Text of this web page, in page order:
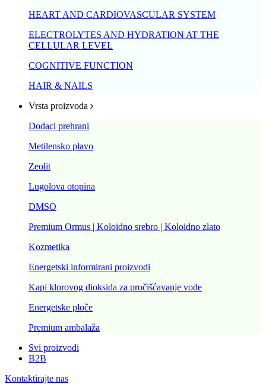
HEART AND CARDIOVASCULAR SYSTEM
ELECTROLYTES AND HYDRATION AT THE
CELLULAR LEVEL
COGNITIVE FUNCTION
HAIR & NAILS
Vrsta proizvoda
Dodaci prehrani
Metilensko plavo
Zeolit
Lugolova otopina
DMSO
Premium Ormus | Koloidno srebro | Koloidno zlato
Kozmetika
Energetski informirani proizvodi
Kapi klorovog dioksida za pročišćavanje vode
Energetske ploče
Premium ambalaža
Svi proizvodi
B2B
Kontaktirajte nas